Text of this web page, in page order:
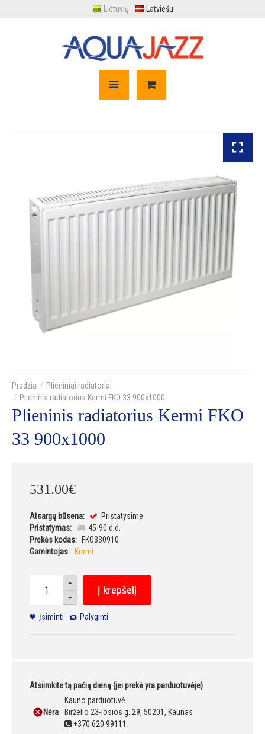
Lietuvių Latviešu
Plieniniai radiatoriai
Plieninis radiatorius Kermi FKO 33 900x1000
Plieninis radiatorius Kermi FKO
33 900x1000
531.00€
Atsargų būsena:
Pristatysime
Pristatymas:
45-90 d.d.
Prekės kodas:
FKO330910
Gamintojas:
Kermi
Į krepšelį
Įsiminti Palyginti
Atsiimkite tą pačią dieną (jei prekė yra parduotuvėje)
Nėra
Kauno parduotuvė
Birželio 23-iosios g. 29, 50201, Kaunas
+370 620 99111